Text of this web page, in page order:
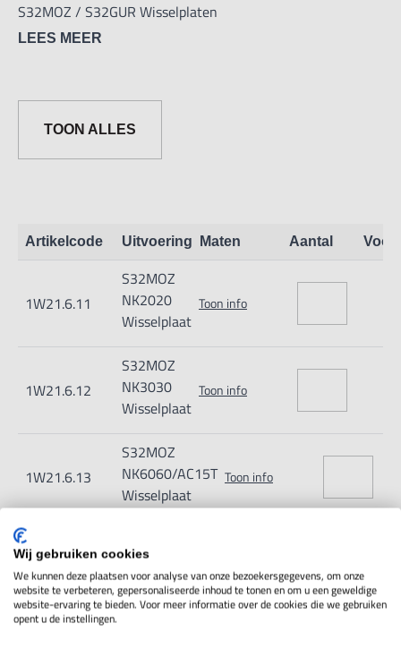
S32MOZ / S32GUR Wisselplaten
LEES MEER
TOON ALLES
Artikelcode Uitvoering Maten Aantal
1W21.6.11
S32MOZ
NK2020
Wisselplaat
Toon info
1W21.6.12
S32MOZ
NK3030
Wisselplaat
Toon info
1W21.6.13
S32MOZ
NK6060/AC15T
Wisselplaat
Toon info
1W21.6.14
NK2020
Wisselplaat
Wij gebruiken cookies
We kunnen deze plaatsen voor analyse van onze bezoekersgegevens, om onze
website te verbeteren, gepersonaliseerde inhoud te tonen en om u een geweldige
website-ervaring te bieden. Voor meer informatie over de cookies die we gebruiken
opent u de instellingen.